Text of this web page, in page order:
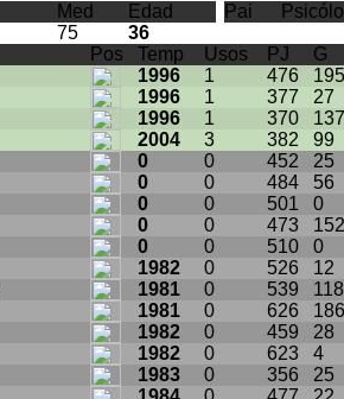
Med Edad Pai
75
36
Pos Temp Usos PJ
G
1996 1 476
195
1996 1 377
27
1996 1 370
137
2004 3 382
99
0 0 452
25
0 0 484
56
0 0 501
0
0 0 473
152
0 0 510
0
1982 0 526
12
1981 0 539
118
1981 0 626
186
1982 0 459
28
1982 0 623
4
1983 0 356
25